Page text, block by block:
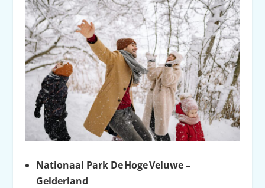
Nationaal Park De Hoge Veluwe –
Gelderland